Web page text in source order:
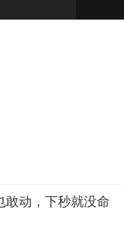
免费退改
任何闹海挑衅图谋
部回应
敢动，下秒就没命